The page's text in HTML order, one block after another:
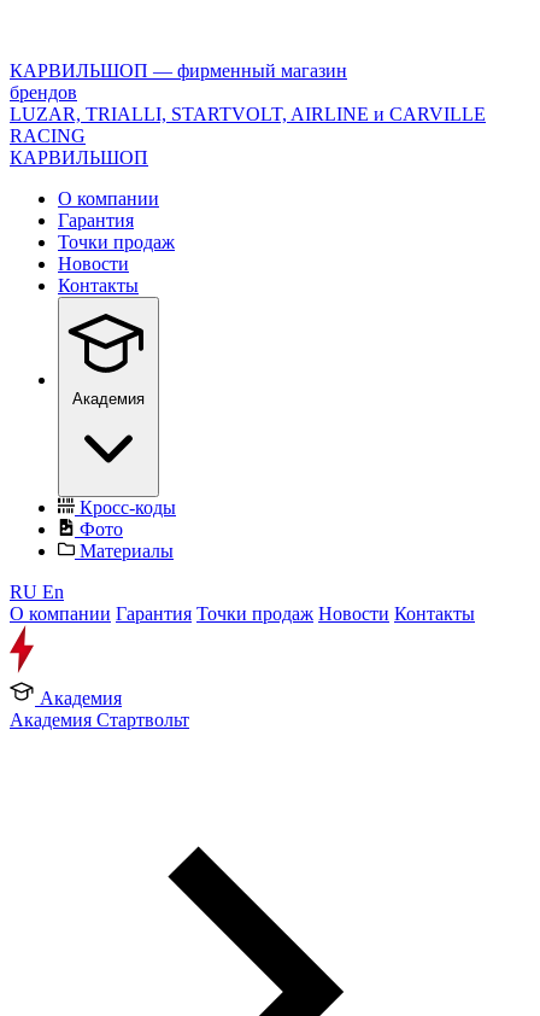
version="1.0"
encoding="utf-
8"?
>
КАРВИЛЬШОП — фирменный магазин
брендов
LUZAR, TRIALLI, STARTVOLT, AIRLINE и CARVILLE
RACING
КАРВИЛЬШОП
О компании
Гарантия
Точки продаж
Новости
Контакты
Академия
Кросс-коды
Фото
Материалы
RU En
О компании Гарантия Точки продаж Новости Контакты
Академия
Академия Стартвольт